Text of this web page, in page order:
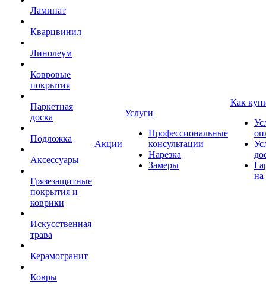
Ламинат
Кварцвинил
Линолеум
Ковровые
покрытия
Паркетная
доска
Подложка
Аксессуары
Грязезащитные
покрытия и
коврики
Искусственная
трава
Керамогранит
Ковры
Акции
Услуги
Профессиональные
консультации
Нарезка
Замеры
Как
на